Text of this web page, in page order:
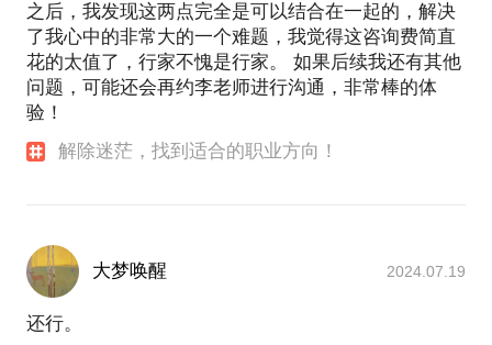
之后，我发现这两点完全是可以结合在一起的，解决
了我心中的非常大的一个难题，我觉得这咨询费简直
花的太值了，行家不愧是行家。 如果后续我还有其他
问题，可能还会再约李老师进行沟通，非常棒的体
验！
解除迷茫，找到适合的职业方向！
大梦唤醒 2024.07.19
还行。